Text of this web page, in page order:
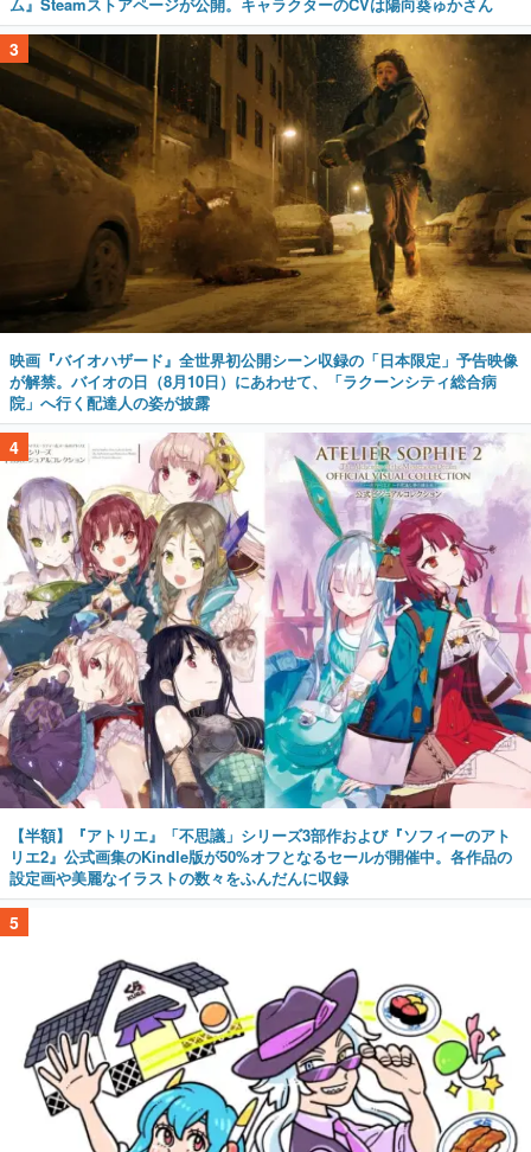
3
映画『バイオハザード』全世界初公開シーン収録の「日本限定」予告映像
が解禁。バイオの日（8月10日）にあわせて、「ラクーンシティ総合病
院」へ行く配達人の姿が披露
4
【半額】『アトリエ』「不思議」シリーズ3部作および『ソフィーのアト
リエ2』公式画集のKindle版が50%オフとなるセールが開催中。各作品の
設定画や美麗なイラストの数々をふんだんに収録
5